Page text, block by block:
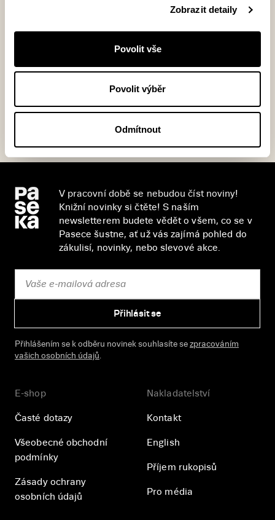
Zobrazit detaily
Povolit vše
Povolit výběr
Odmítnout
nebo přečíst? Pomůžeme s výběrem
správné knihy a vyřešíme jakýkoli problém
V pracovní době se nebudou číst noviny!
Knižní novinky si čtěte! S naším
newsletterem budete vědět o všem, co se v
Pasece šustne, ať už vás zajímá pohled do
zákulisí, novinky, nebo slevové akce.
Přihlásit se
Přihlášením se k odběru novinek souhlasíte se zpracováním
vašich osobních údajů.
E-shop
Časté dotazy
Všeobecné obchodní
podmínky
Zásady ochrany
osobních údajů
Nakladatelství
Kontakt
English
Příjem rukopisů
Pro média